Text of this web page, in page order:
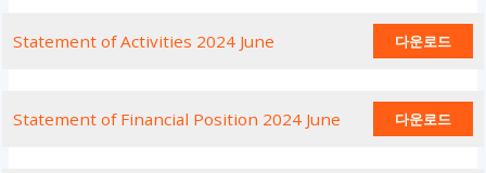
Statement of Activities 2024 June 다운로드
Statement of Financial Position 2024 June 다운로드